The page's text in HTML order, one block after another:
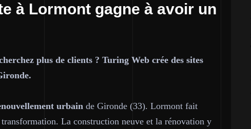
à Lormont gagne à avoir un
plus de clients ? Turing Web crée des sites
urbain de Gironde (33). Lormont fait
La construction neuve et la rénovation y